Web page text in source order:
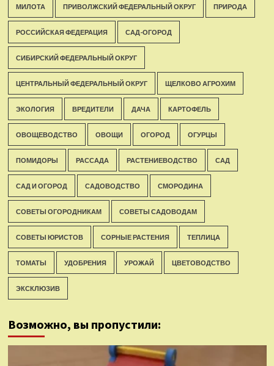
МИЛОТА ПРИВОЛЖСКИЙ ФЕДЕРАЛЬНЫЙ ОКРУГ ПРИРОДА
РОССИЙСКАЯ ФЕДЕРАЦИЯ САД-ОГОРОД
СИБИРСКИЙ ФЕДЕРАЛЬНЫЙ ОКРУГ
ЦЕНТРАЛЬНЫЙ ФЕДЕРАЛЬНЫЙ ОКРУГ ЩЕЛКОВО АГРОХИМ
ЭКОЛОГИЯ ВРЕДИТЕЛИ ДАЧА КАРТОФЕЛЬ
ОВОЩЕВОДСТВО ОВОЩИ ОГОРОД ОГУРЦЫ
ПОМИДОРЫ РАССАДА РАСТЕНИЕВОДСТВО САД
САД И ОГОРОД САДОВОДСТВО СМОРОДИНА
СОВЕТЫ ОГОРОДНИКАМ СОВЕТЫ САДОВОДАМ
СОВЕТЫ ЮРИСТОВ СОРНЫЕ РАСТЕНИЯ ТЕПЛИЦА
ТОМАТЫ УДОБРЕНИЯ УРОЖАЙ ЦВЕТОВОДСТВО
ЭКСКЛЮЗИВ
Возможно, вы пропустили: